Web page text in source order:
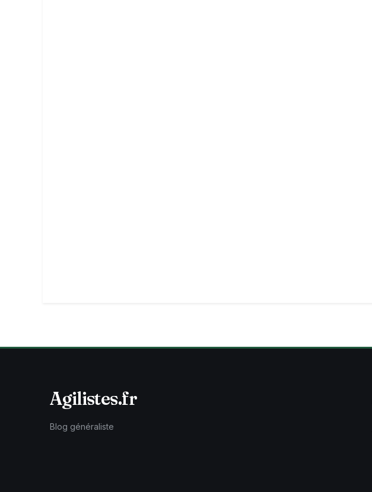
Agilistes.fr
Blog généraliste